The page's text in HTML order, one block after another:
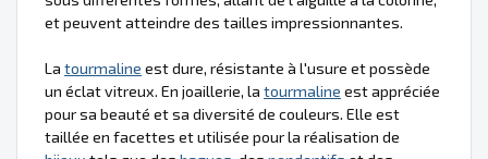
et peuvent atteindre des tailles impressionnantes.
La tourmaline est dure, résistante à l'usure et possède
un éclat vitreux. En joaillerie, la tourmaline est appréciée
pour sa beauté et sa diversité de couleurs. Elle est
taillée en facettes et utilisée pour la réalisation de